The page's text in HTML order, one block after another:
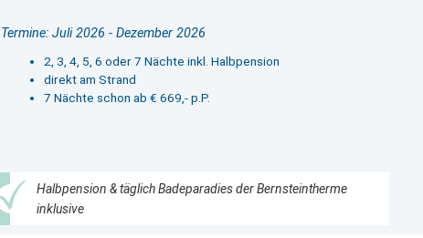
Termine: Juli 2026 - Dezember 2026
2, 3, 4, 5, 6 oder 7 Nächte inkl. Halbpension
direkt am Strand
7 Nächte schon ab € 669,- p.P.
Halbpension & täglich Badeparadies der Bernsteintherme
inklusive